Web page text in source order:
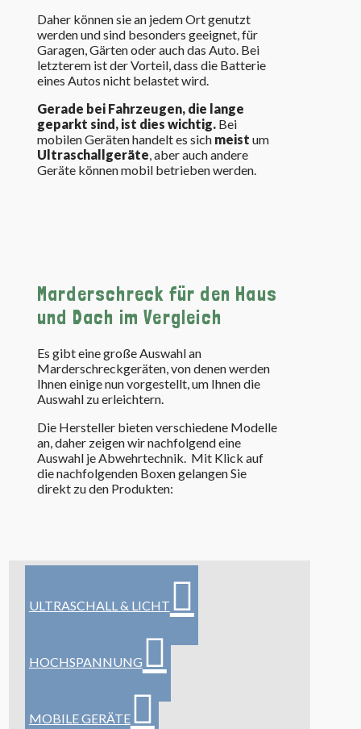
Daher können sie an jedem Ort genutzt
werden und sind besonders geeignet, für
Garagen, Gärten oder auch das Auto. Bei
letzterem ist der Vorteil, dass die Batterie
eines Autos nicht belastet wird.
Gerade bei Fahrzeugen, die lange
geparkt sind, ist dies wichtig.Bei
mobilen Geräten handelt es sich meist um
Ultraschallgeräte, aber auch andere
Geräte können mobil betrieben werden.
Marderschreck für den Haus
und Dach im Vergleich
Es gibt eine große Auswahl an
Marderschreckgeräten, von denen werden
Ihnen einige nun vorgestellt, um Ihnen die
Auswahl zu erleichtern.
Die Hersteller bieten verschiedene Modelle
an, daher zeigen wir nachfolgend eine
Auswahl je Abwehrtechnik. Mit Klick auf
die nachfolgenden Boxen gelangen Sie
direkt zu den Produkten:
ULTRA­SCHALL & LICHT
HOCH­SPAN­NUNG
MOBILE GERÄTE